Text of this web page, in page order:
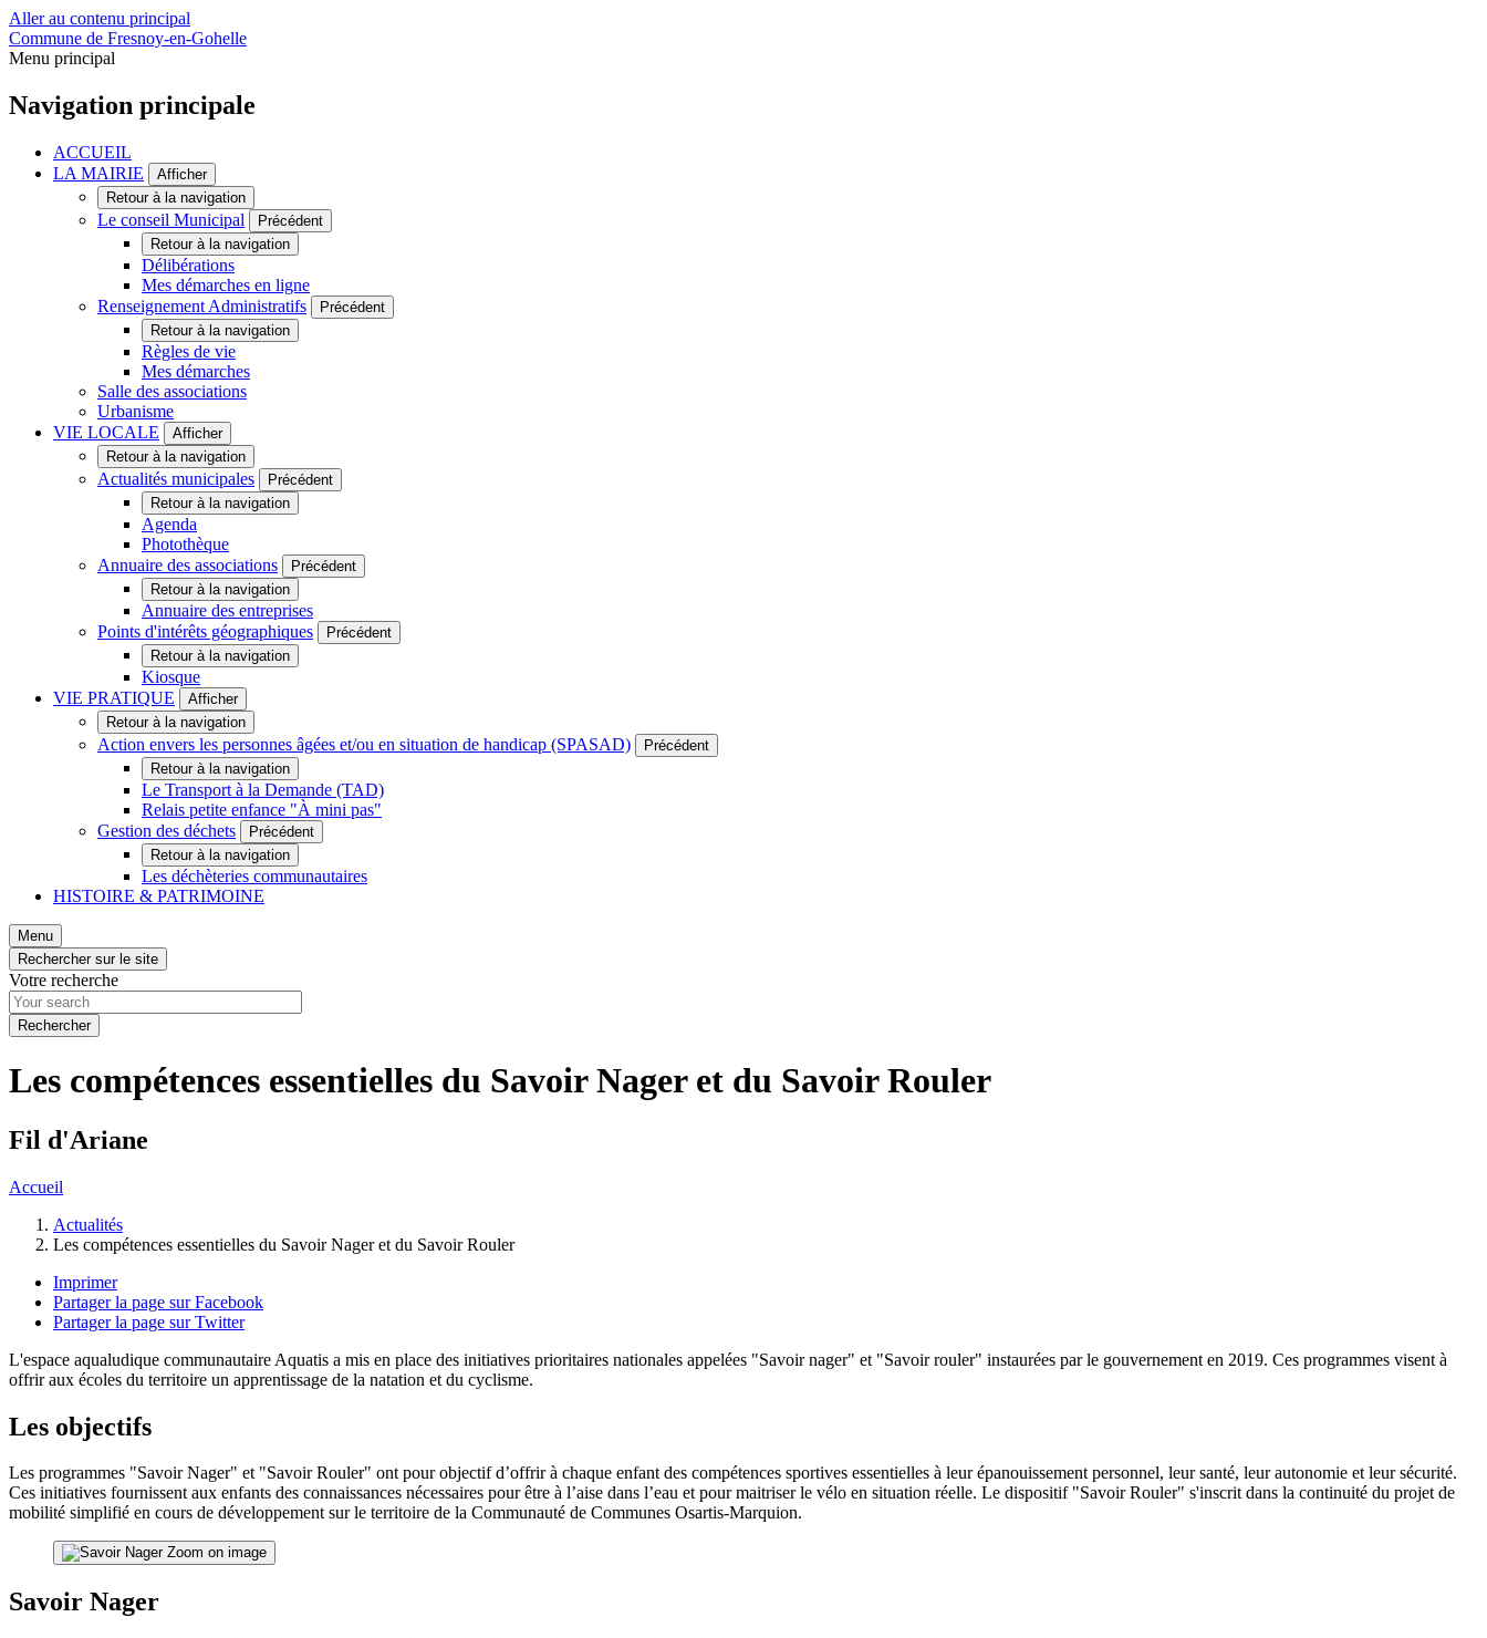
Aller au contenu principal
Commune de Fresnoy-en-Gohelle
Menu principal
Navigation principale
ACCUEIL
LA MAIRIE
Afficher
Retour à la navigation
Le conseil Municipal
Précédent
Retour à la navigation
Délibérations
Mes démarches en ligne
Renseignement Administratifs
Précédent
Retour à la navigation
Règles de vie
Mes démarches
Salle des associations
Urbanisme
VIE LOCALE
Afficher
Retour à la navigation
Actualités municipales
Précédent
Retour à la navigation
Agenda
Photothèque
Annuaire des associations
Précédent
Retour à la navigation
Annuaire des entreprises
Points d'intérêts géographiques
Précédent
Retour à la navigation
Kiosque
VIE PRATIQUE
Afficher
Retour à la navigation
Action envers les personnes âgées et/ou en situation de handicap (SPASAD)
Précédent
Retour à la navigation
Le Transport à la Demande (TAD)
Relais petite enfance "À mini pas"
Gestion des déchets
Précédent
Retour à la navigation
Les déchèteries communautaires
HISTOIRE & PATRIMOINE
Menu
Rechercher sur le site
Votre recherche
Les compétences essentielles du Savoir Nager et du Savoir Rouler
Fil d'Ariane
Accueil
Actualités
Les compétences essentielles du Savoir Nager et du Savoir Rouler
Imprimer
Partager la page sur Facebook
Partager la page sur Twitter
L'espace aqualudique communautaire Aquatis a mis en place des initiatives prioritaires nationales appelées "Savoir nager" et "Savoir rouler" instaurées par le gouvernement en 2019. Ces programmes visent à
offrir aux écoles du territoire un apprentissage de la natation et du cyclisme.
Les objectifs
Les programmes "Savoir Nager" et "Savoir Rouler" ont pour objectif d’offrir à chaque enfant des compétences sportives essentielles à leur épanouissement personnel, leur santé, leur autonomie et leur sécurité.
Ces initiatives fournissent aux enfants des connaissances nécessaires pour être à l’aise dans l’eau et pour maitriser le vélo en situation réelle. Le dispositif "Savoir Rouler" s'inscrit dans la continuité du projet de
mobilité simplifié en cours de développement sur le territoire de la Communauté de Communes Osartis-Marquion.
Zoom on image
Savoir Nager